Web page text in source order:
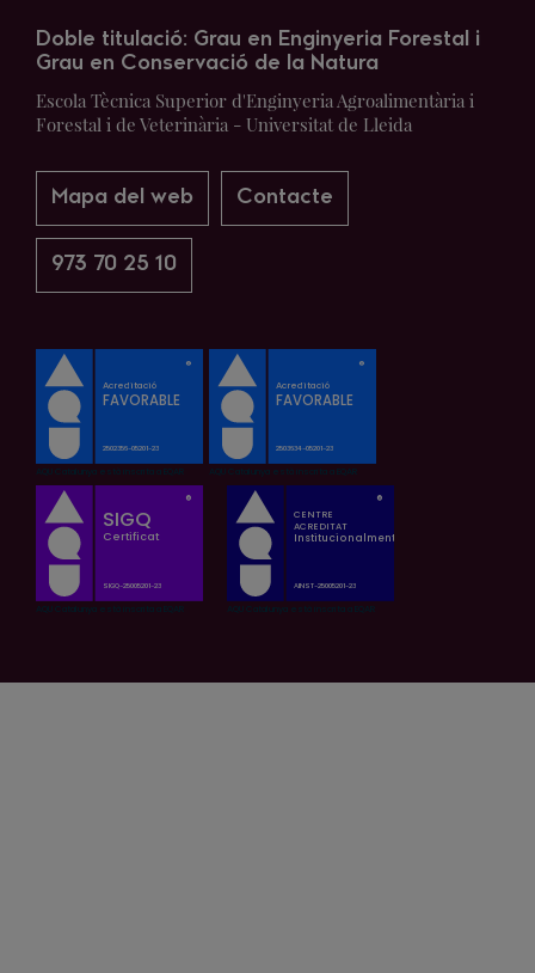
Doble titulació: Grau en Enginyeria Forestal i
Grau en Conservació de la Natura
Escola Tècnica Superior d'Enginyeria Agroalimentària i
Forestal i de Veterinària - Universitat de Lleida
Mapa del web Contacte
973 70 25 10